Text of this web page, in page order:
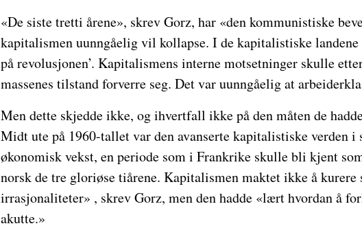
«De siste tretti årene», skrev Gorz, har «den kommunistiske
kapitalismen uunngåelig vil kollapse. I de kapitalistiske
på revolusjonen’. Kapitalismens interne motsetninger skulle
massenes tilstand forverre seg. Det var uunngåelig at
Men dette skjedde ikke, og ihvertfall ikke på den måten de
Midt ute på 1960-tallet var den avanserte kapitalistiske verden i
økonomisk vekst, en periode som i Frankrike skulle bli kjent
norsk de tre gloriøse tiårene. Kapitalismen maktet ikke å kurere
irrasjonaliteter» , skrev Gorz, men den hadde «lært hvordan å
akutte.»